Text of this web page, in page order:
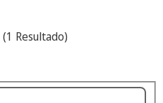
(1 Resultado)